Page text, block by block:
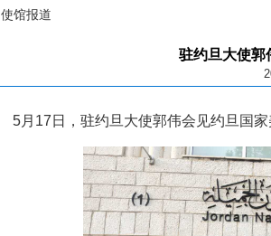
使馆报道
驻约旦大使郭
5月17日，驻约旦大使郭伟会见约旦国